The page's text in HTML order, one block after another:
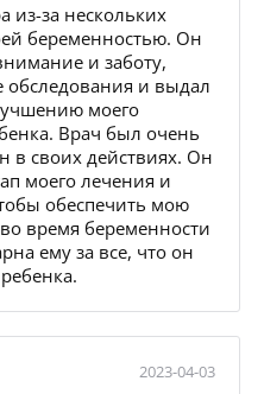
из-за нескольких
беременностью. Он
и заботу,
и выдал
моего
Врач был очень
в своих действиях. Он
моего лечения и
обеспечить мою
время беременности
ему за все, что он
2023-04-03